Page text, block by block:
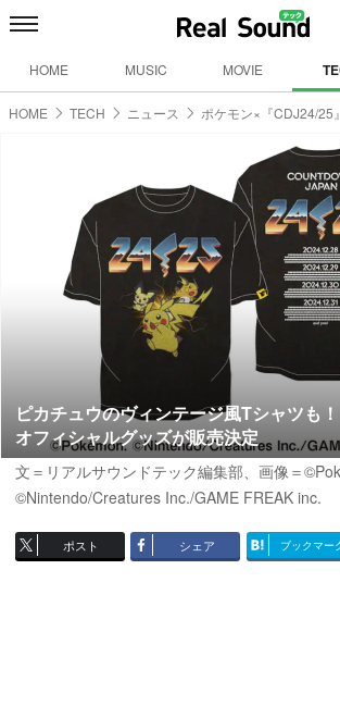
HOME MUSIC MOVIE
HOME TECH ニュース ポケモン×『CDJ24/25
ピカチュウのヴィンテージ風Tシャツも
オフィシャルグッズが販売決定
文＝リアルサウンドテック編集部、画像＝
©Nintendo/Creatures Inc./GAME FREAK inc.
ポスト シェア ブックマー